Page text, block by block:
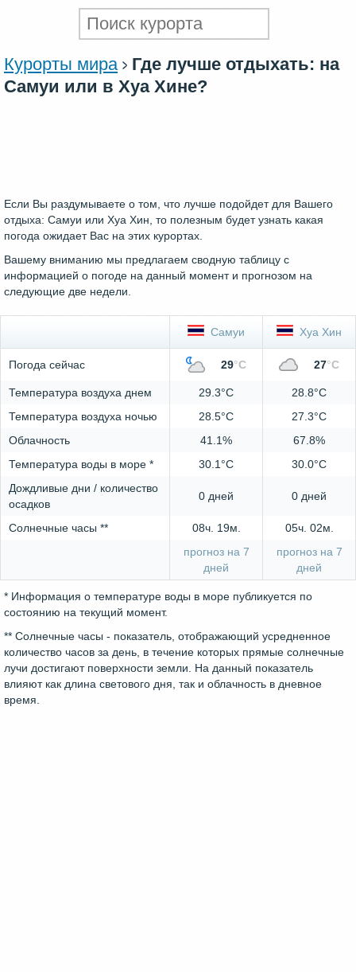
Курорты мира
Где лучше отдыхать: на
Самуи или в Хуа Хине?
Если Вы раздумываете о том, что лучше подойдет для Вашего
отдыха: Самуи или Хуа Хин, то полезным будет узнать какая
погода ожидает Вас на этих курортах.
Вашему вниманию мы предлагаем сводную таблицу с
информацией о погоде на данный момент и прогнозом на
следующие две недели.
Самуи Хуа Хин
Погода сейчас 29°C 27°C
Температура воздуха днем 29.3°C
28.8°C
Температура воздуха ночью
28.5°C
27.3°C
Облачность
41.1%
67.8%
Температура воды в море *
30.1°C
30.0°C
Дождливые дни / количество
осадков
0 дней 0 дней
Солнечные часы ** 08ч. 19м.
05ч. 02м.
прогноз на 7
дней
прогноз на 7
дней
* Информация о температуре воды в море публикуется по
состоянию на текущий момент.
** Солнечные часы - показатель, отображающий усредненное
количество часов за день, в течение которых прямые солнечные
лучи достигают поверхности земли. На данный показатель
влияют как длина светового дня, так и облачность в дневное
время.